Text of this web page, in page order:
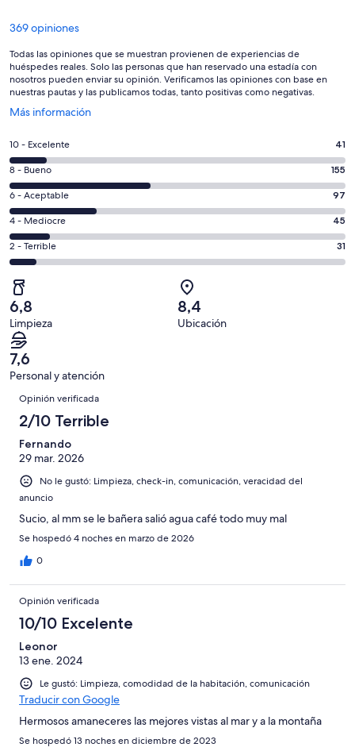
Opiniones
369 opiniones
Todas las opiniones que se muestran provienen de experiencias de
huéspedes reales. Solo las personas que han reservado una estadía con
nosotros pueden enviar su opinión. Verificamos las opiniones con base en
nuestras pautas y las publicamos todas, tanto positivas como negativas.
Más información
Se
en
una
nueva
ventana
Evaluación:
10
-
Excelente.
41
de
369
opiniones
10 - Excelente 41
Evaluación:
8
-
Bueno.
155
de
369
opiniones
8 - Bueno 155
Evaluación:
6
-
Aceptable.
97
de
369
opiniones
6 - Aceptable 97
Evaluación:
4
-
45
de
369
opiniones
4 - Mediocre 45
Evaluación:
2
-
Terrible.
31
de
369
opiniones
2 - Terrible 31
6,8
Limpieza
8,4
Ubicación
7,6
Personal y atención
Opiniones
Opinión verificada
2/10 Terrible
Fernando
29 mar. 2026
No le gustó: Limpieza, check-in, comunicación, veracidad del
anuncio
Sucio, al mm se le bañera salió agua café todo muy mal
Se hospedó 4 noches en marzo de 2026
0
Opinión verificada
10/10 Excelente
Leonor
13 ene. 2024
Le gustó: Limpieza, comodidad de la habitación, comunicación
Traducir con Google
Hermosos amaneceres las mejores vistas al mar y a la montaña
Se hospedó 13 noches en diciembre de 2023